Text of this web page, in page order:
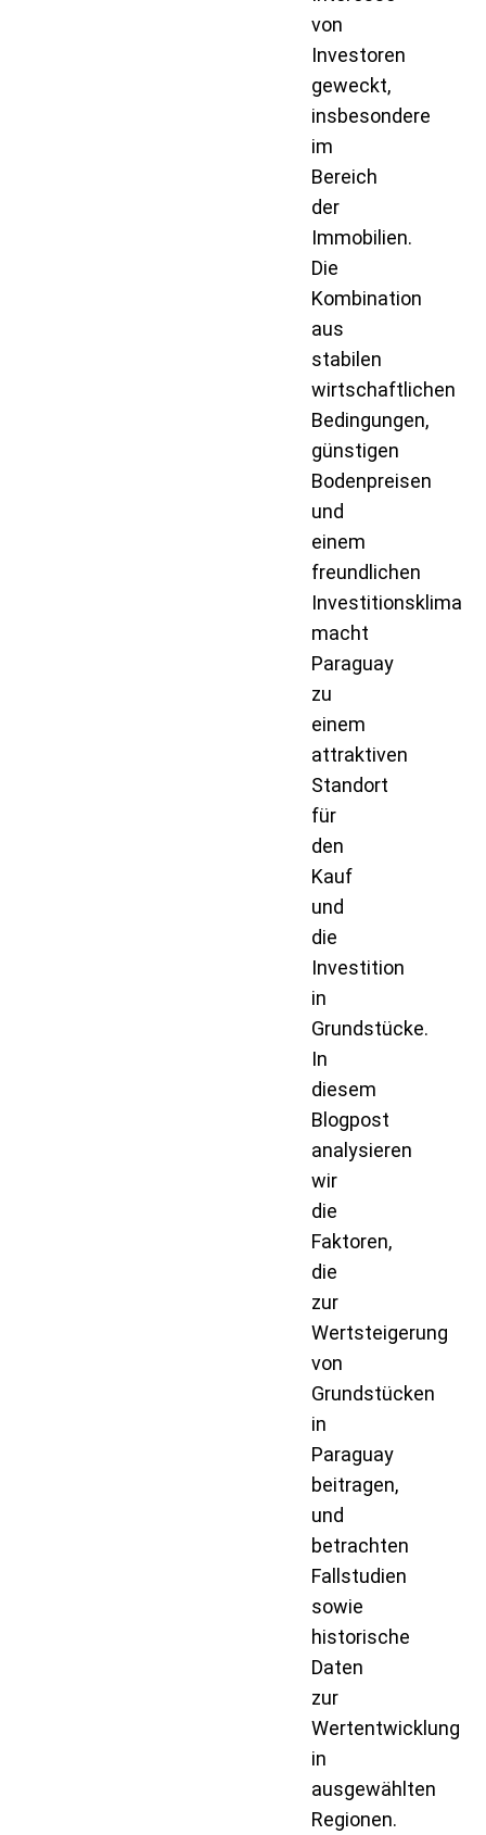
von
Investoren
geweckt,
insbesondere
im
Bereich
der
Immobilien.
Die
Kombination
aus
stabilen
wirtschaftlichen
Bedingungen,
günstigen
Bodenpreisen
und
einem
freundlichen
Investitionsklima
macht
Paraguay
zu
einem
attraktiven
Standort
für
den
Kauf
und
die
Investition
in
Grundstücke.
In
diesem
Blogpost
analysieren
wir
die
Faktoren,
die
zur
Wertsteigerung
von
Grundstücken
in
Paraguay
beitragen,
und
betrachten
Fallstudien
sowie
historische
Daten
zur
Wertentwicklung
in
ausgewählten
Regionen.